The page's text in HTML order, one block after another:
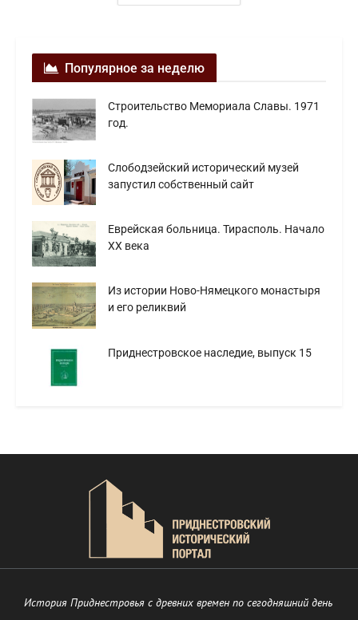
Популярное за неделю
Строительство Мемориала Славы. 1971
год.
Слободзейский исторический музей
запустил собственный сайт
Еврейская больница. Тирасполь. Начало
XX века
Из истории Ново-Нямецкого монастыря
и его реликвий
Приднестровское наследие, выпуск 15
История Приднестровья с древних времен по сегодняшний день